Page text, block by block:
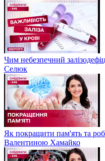
Чим небезпечний
Селюк
Як покращити пам'ять та
Валентиною Хамайко